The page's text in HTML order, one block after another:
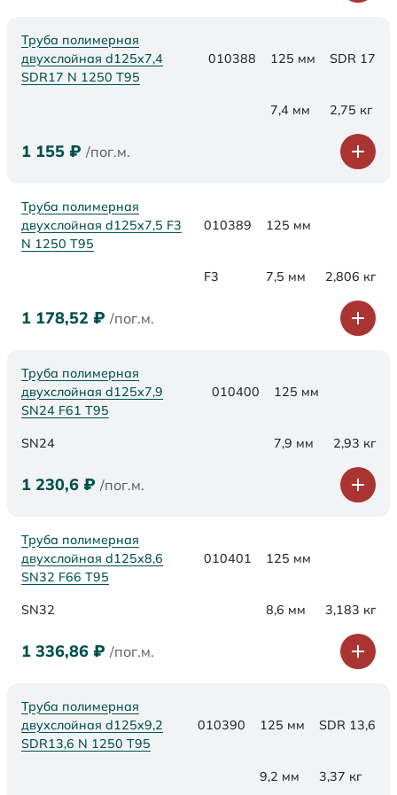
Труба полимерная
двухслойная d125x7,4
SDR17 N 1250 Т95
010388 125 мм SDR 17
7,4 мм 2,75 кг
1 155 ₽ /пог.м.
Труба полимерная
двухслойная d125x7,5 F3
N 1250 Т95
010389 125 мм
F3 7,5 мм 2,806 кг
1 178,52 ₽ /пог.м.
Труба полимерная
двухслойная d125х7,9
SN24 F61 Т95
010400 125 мм
SN24 7,9 мм 2,93 кг
1 230,6 ₽ /пог.м.
Труба полимерная
двухслойная d125х8,6
SN32 F66 Т95
010401 125 мм
SN32 8,6 мм 3,183 кг
1 336,86 ₽ /пог.м.
Труба полимерная
двухслойная d125x9,2
SDR13,6 N 1250 Т95
010390 125 мм SDR 13,6
9,2 мм 3,37 кг